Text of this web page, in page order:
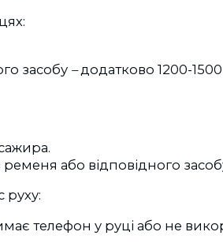
засобу –додатково 1200-
або відповідного
руху:
телефон у руці або не